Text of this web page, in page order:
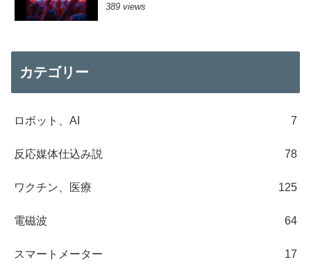
389 views
カテゴリー
ロボット、AI 7
反応媒体仕込み説 78
ワクチン、医療 125
電磁波 64
スマートメーター 17